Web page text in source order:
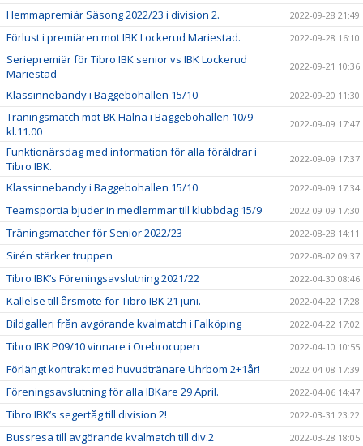
Hemmapremiär Säsong 2022/23 i division 2. 2022-09-28 21:49
Förlust i premiären mot IBK Lockerud Mariestad. 2022-09-28 16:10
Seriepremiär för Tibro IBK senior vs IBK Lockerud
Mariestad
2022-09-21 10:36
Klassinnebandy i Baggebohallen 15/10 2022-09-20 11:30
Träningsmatch mot BK Halna i Baggebohallen 10/9
kl.11.00
2022-09-09 17:47
Funktionärsdag med information för alla föräldrar i
Tibro IBK.
2022-09-09 17:37
Klassinnebandy i Baggebohallen 15/10 2022-09-09 17:34
Teamsportia bjuder in medlemmar till klubbdag 15/9 2022-09-09 17:30
Träningsmatcher för Senior 2022/23 2022-08-28 14:11
Sirén stärker truppen 2022-08-02 09:37
Tibro IBK’s Föreningsavslutning 2021/22 2022-04-30 08:46
Kallelse till årsmöte för Tibro IBK 21 juni. 2022-04-22 17:28
Bildgalleri från avgörande kvalmatch i Falköping 2022-04-22 17:02
Tibro IBK P09/10 vinnare i Örebrocupen 2022-04-10 10:55
Förlängt kontrakt med huvudtränare Uhrbom 2+1år! 2022-04-08 17:39
Föreningsavslutning för alla IBKare 29 April. 2022-04-06 14:47
Tibro IBK’s segertåg till division 2! 2022-03-31 23:22
Bussresa till avgörande kvalmatch till div.2 2022-03-28 18:05